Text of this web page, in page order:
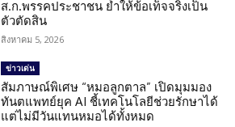
ส.ก.พรรคประชาชน ย้ำให้ข้อเท็จจริงเป็น
ตัวตัดสิน
สิงหาคม 5, 2026
ข่าวเด่น
สัมภาษณ์พิเศษ “หมอลูกตาล” เปิดมุมมอง
ทันตแพทย์ยุค AI ชี้เทคโนโลยีช่วยรักษาได้
แต่ไม่มีวันแทนหมอได้ทั้งหมด